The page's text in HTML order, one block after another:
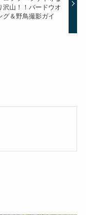
沢山！！バードウオ
グ＆野鳥撮影ガイ